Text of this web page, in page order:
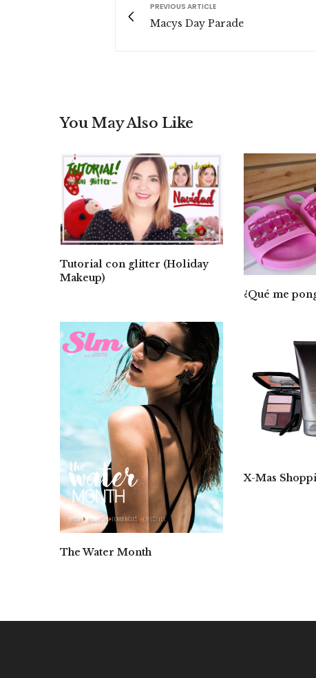
PREVIOUS ARTICLE
Macys Day Parade
You May Also Like
Tutorial con glitter (Holiday
Makeup)
¿Qué me
The Water Month
X-Mas